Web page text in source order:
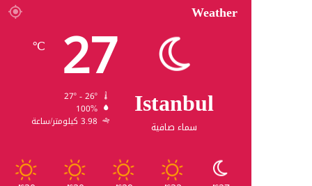
Weather
Istanbul
سماء صافية
27
℃
100%
3.98 كيلومتر/ساعة